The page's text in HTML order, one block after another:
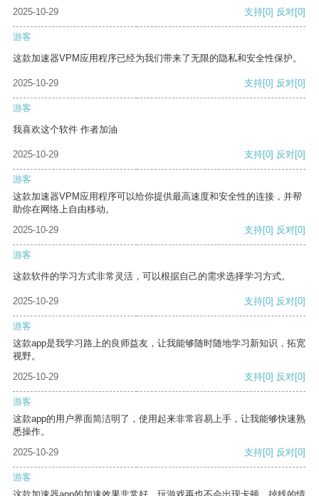
2025-10-29 支持[0] 反对[0]
游客
这款加速器VPM应用程序已经为我们带来了无限的隐私和安全性保护。
2025-10-29 支持[0] 反对[0]
游客
我喜欢这个软件 作者加油
2025-10-29 支持[0] 反对[0]
游客
这款加速器VPM应用程序可以给你提供最高速度和安全性的连接，并帮
助你在网络上自由移动。
2025-10-29
支持[0] 反对[0]
游客
这款软件的学习方式非常灵活，可以根据自己的需求选择学习方式。
2025-10-29 支持[0] 反对[0]
游客
这款app是我学习路上的良师益友，让我能够随时随地学习新知识，拓宽
视野。
2025-10-29
支持[0] 反对[0]
游客
这款app的用户界面简洁明了，使用起来非常容易上手，让我能够快速熟
悉操作。
2025-10-29
支持[0] 反对[0]
游客